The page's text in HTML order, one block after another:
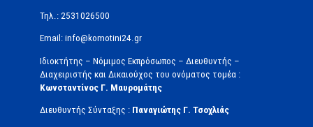
Τηλ.: 2531026500
Email: info@komotini24.gr
Ιδιοκτήτης – Νόμιμος Εκπρόσωπος – Διευθυντής –
Διαχειριστής και Δικαιούχος του ονόματος τομέα :
Κωνσταντίνος Γ. Μαυρομάτης
Διευθυντής Σύνταξης : Παναγιώτης Γ. Τσοχλιάς